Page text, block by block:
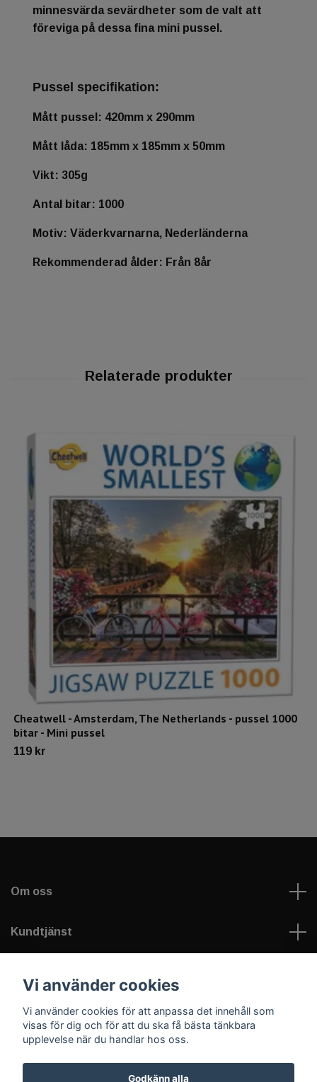
minnesvärda sevärdheter som de valt att
föreviga på dessa fina mini pussel.
Pussel specifikation:
Mått pussel: 420mm x 290mm
Mått låda: 185mm x 185mm x 50mm
Vikt: 305g
Antal bitar: 1000
Motiv: Väderkvarnarna, Nederländerna
Rekommenderad ålder: Från 8år
Cheatwell - Amsterdam, The Netherlands - pussel 1000
bitar - Mini pussel
119 kr
Om oss
Kundtjänst
Sociala medier
Vi använder cookies
Vi använder cookies för att anpassa det innehåll som
visas för dig och för att du ska få bästa tänkbara
upplevelse när du handlar hos oss.
Godkänn alla